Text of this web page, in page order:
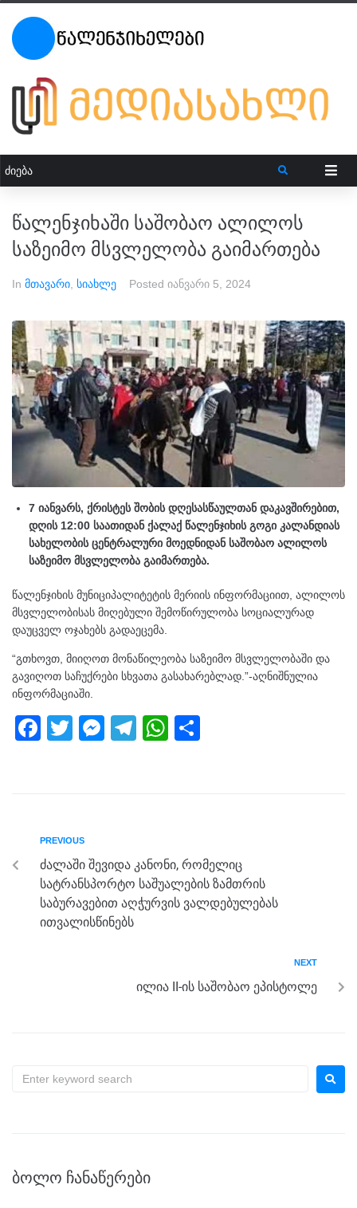
წალენჯიხაში საშობაო ალილოს
საზეიმო მსვლელობა გაიმართება
In მთავარი სიახლე Posted იანვარი 5, 2024
7 იანვარს, ქრისტეს შობის დღესასწაულთან დაკავშირებით,
დღის 12:00 საათიდან ქალაქ წალენჯიხის გოგი კალანდიას
სახელობის ცენტრალური მოედნიდან საშობაო ალილოს
საზეიმო მსვლელობა გაიმართება.
წალენჯიხის მუნიციპალიტეტის მერიის ინფორმაციით, ალილოს
მსვლელობისას მიღებული შემოწირულობა სოციალურად
დაუცველ ოჯახებს გადაეცემა.
“გთხოვთ, მიიღოთ მონაწილეობა საზეიმო მსვლელობაში და
გავიღოთ საჩუქრები სხვათა გასახარებლად.”-აღნიშნულია
ინფორმაციაში.
F
b
o
o
k
T
M
g
er
T
m
W
p
p
PREVIOUS
ძალაში შევიდა კანონი, რომელიც
სატრანსპორტო საშუალების ზამთრის
საბურავებით აღჭურვის ვალდებულებას
ითვალისწინებს
NEXT
ილია II-ის საშობაო ეპისტოლე
ᲑᲝᲚᲝ ᲩᲐᲜᲐᲬᲔᲠᲔᲑᲘ